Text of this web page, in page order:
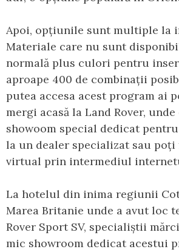
Apoi, opțiunile sunt multiple la
Materiale care nu sunt
normală plus culori pentru
aproape 400 de combinații
putea accesa acest program ai
mergi acasă la Land Rover,
showoom special dedicat
la un dealer specializat sau
virtual prin intermediul
La hotelul din inima regiunii
Marea Britanie unde a avut loc
Rover Sport SV, specialiștii
mic showroom dedicat acestui